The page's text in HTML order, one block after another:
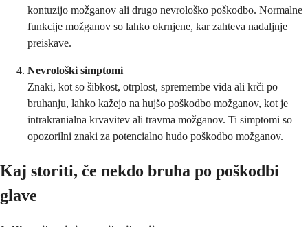
kontuzijo možganov ali drugo nevrološko poškodbo. Normalne
funkcije možganov so lahko okrnjene, kar zahteva nadaljnje
preiskave.
Nevrološki simptomi
Znaki, kot so šibkost, otrplost, spremembe vida ali krči po
bruhanju, lahko kažejo na hujšo poškodbo možganov, kot je
intrakranialna krvavitev ali travma možganov. Ti simptomi so
opozorilni znaki za potencialno hudo poškodbo možganov.
Kaj storiti, če nekdo bruha po poškodbi
glave